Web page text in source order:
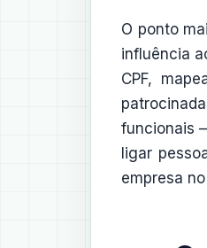
O ponto
influência
CPF,
funcionais
ligar
empresa